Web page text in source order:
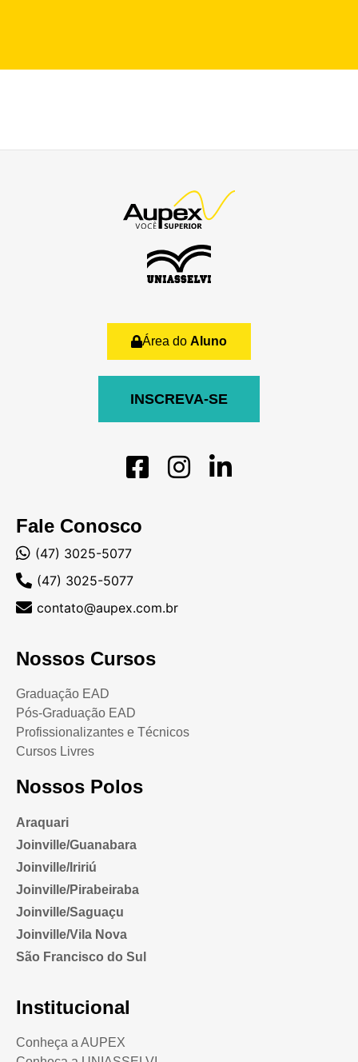
Fale Conosco
(47) 3025-5077
(47) 3025-5077
contato@aupex.com.br
Nossos Cursos
Graduação EAD
Pós-Graduação EAD
Profissionalizantes e Técnicos
Cursos Livres
Nossos Polos
Araquari
Joinville/Guanabara
Joinville/Iririú
Joinville/Pirabeiraba
Joinville/Saguaçu
Joinville/Vila Nova
São Francisco do Sul
Institucional
Conheça a AUPEX
Área do Aluno
INSCREVA-SE